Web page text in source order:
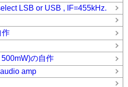
LSB or USB , IF=455kHz.
作
500mW)の自作
amp